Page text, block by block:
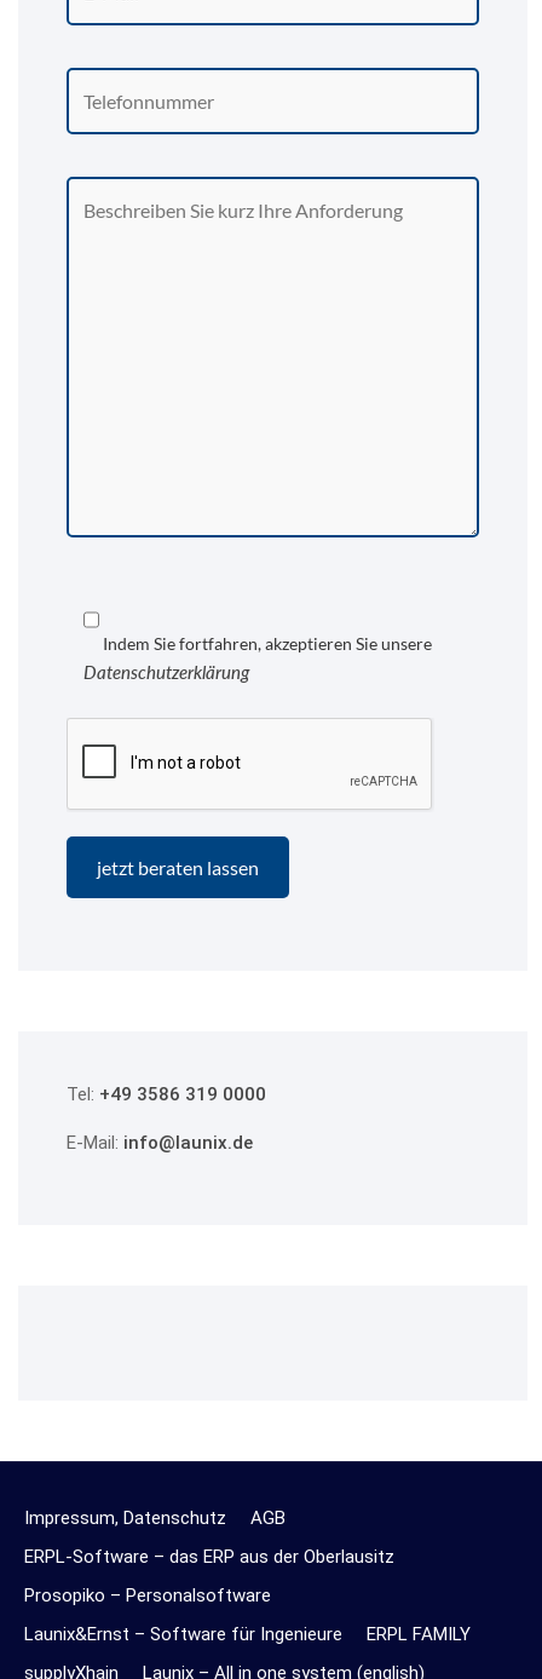
Indem Sie fortfahren, akzeptieren Sie unsere
Datenschutzerklärung
Tel: +49 3586 319 0000
E-Mail: info@launix.de
Impressum, Datenschutz
AGB
ERPL-Software – das ERP aus der Oberlausitz
Prosopiko – Personalsoftware
Launix&Ernst – Software für Ingenieure
ERPL FAMILY
supplyXhain
Launix – All in one system (english)